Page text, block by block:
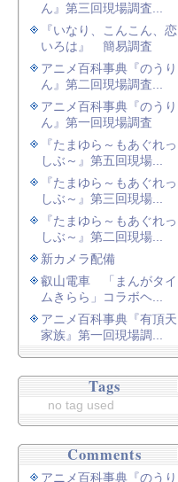
ん』第三回現場調査...
『いなり、こんこん、恋
いろは』 簡易調査
アニメ百科事典『のうり
ん』第二回現場調査...
アニメ百科事典『のうり
ん』第一回現場調査
『たまゆら～もあぐれっ
しぶ～』第五回現場...
『たまゆら～もあぐれっ
しぶ～』第三回現場...
『たまゆら～もあぐれっ
しぶ～』第二回現場...
新カメラ配備
叡山電車 「まんがタイ
ムきらら」コラボヘ...
アニメ百科事典『有頂天
家族』第一回現場調...
Tags
no tag used
Comments
アニメ百科事典『のうり